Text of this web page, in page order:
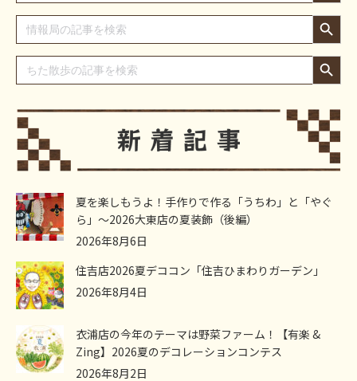
Search
for:
Search Button
Search
for:
Search Button
夏を楽しもうよ！手作りで作る「うちわ」と「やぐ
ら」～2026大東店の夏装飾（後編）
2026年8月6日
住吉店2026夏デココン「住吉ひまわりガーデン」
2026年8月4日
衣浦店の今年のテーマは野菜ファーム！【有楽 &
Zing】2026夏のデコレーションコンテス
2026年8月2日